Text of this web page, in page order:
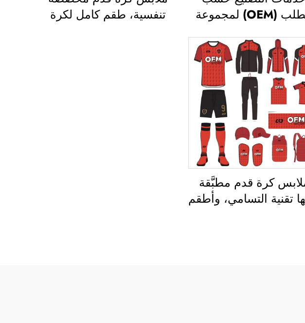
الطلب (OEM) لمجموعة
وقمصان كرة
مخصصة، وقمصان
رسمية لفرق كرة
وقمصان كرة قدم
بتقنية التسامي
تنفسية، طقم كامل لكرة
كرة قدم مطبَّقة
تقنية التسامي، وأطقم